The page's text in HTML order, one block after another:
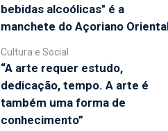
bebidas alcoólicas" é a
manchete do Açoriano
Cultura e Social
“A arte requer estudo,
dedicação, tempo. A arte é
também uma forma de
conhecimento”